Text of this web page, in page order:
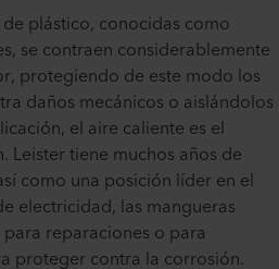
plástico, conocidas como
se contraen considerablemente
protegiendo de este modo los
daños mecánicos o aislándolos
el aire caliente es el
Leister tiene muchos años de
como una posición líder en el
electricidad, las mangueras
reparaciones o para
proteger contra la corrosión.